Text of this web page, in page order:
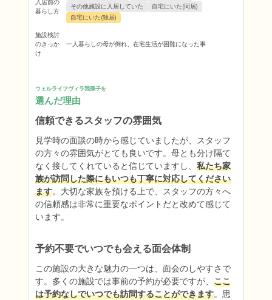
入居前の
暮らし方
その他施設に入居していた
自宅にいた(同居)
自宅にいた(独居)
施設検討
のきっか
け
一人暮らしの母が倒れ、在宅生活が困難になった事
ウェルライフヴィラ我孫子を
選んだ理由
信頼できるスタッフの雰囲気
見学時の面談の時から感じていましたが、スタッフ
の方々の雰囲気がとても良いです。母とも分け隔て
なく接してくれていると信じていますし、 私たち家
族が訪問した際にもいつも丁寧に対応してください
ます。大切な家族を預ける上で、スタッフの方々へ
の信頼感は非常に重要なポイントだと改めて感じて
います。
予約不要でいつでも会える面会体制
この施設の大きな魅力の一つは、面会のしやすさで
す。多くの施設では事前の予約が必要ですが、 ここ
は予約なしでいつでも訪問することができます。思